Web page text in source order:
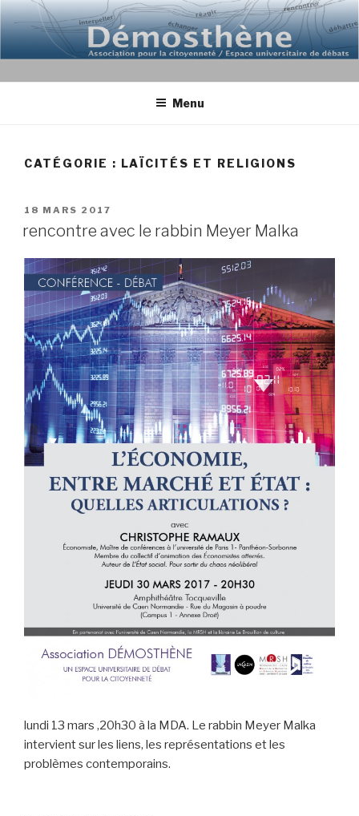
Aller
au
Menu
CATÉGORIE : LAÏCITÉS ET RELIGIONS
PUBLIÉ
18 MARS 2017
rencontre avec le rabbin Meyer Malka
lundi 13 mars ,20h30 à la MDA. Le rabbin Meyer Malka
intervient sur les liens, les représentations et les
problèmes contemporains.